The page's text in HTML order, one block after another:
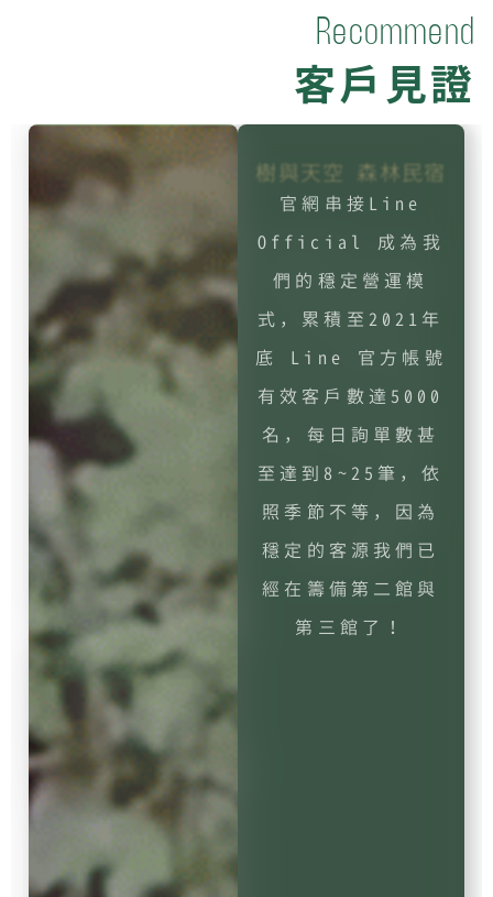
Recommend
客戶見證
雲育鏈 - 雲端主
機代理商
我們採用了Chloé
建議我們的把預算
放在關鍵字廣告上
之後，讓我們真的
在短短的一個月內
增加了更多的業務
機會外，也取得近
乎主宰了該關鍵字
的曝光機會！